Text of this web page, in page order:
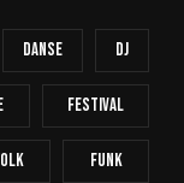
Danse Dj
FESTIVAL
Funk